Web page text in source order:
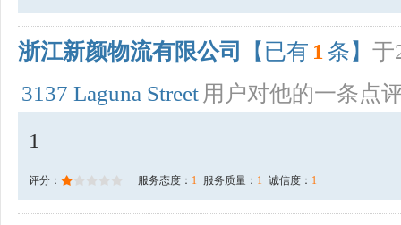
浙江新颜物流有限公司 【已有 1 条】 于
3137 Laguna Street 用户对他的一条点
1
评分： 服务态度： 1 服务质量： 1 诚信度： 1